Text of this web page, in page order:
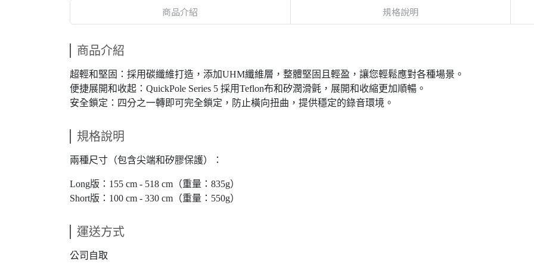
商品介紹 規格說明
商品介紹
超輕和堅固：採用碳纖維打造，添加UHM纖維層，整體堅固且輕盈，讓您輕鬆應對各種場景。
便捷展開和收起：QuickPole Series 5 採用Teflon布和矽潤滑氈，展開和收縮更加順暢。
安全鎖定：四分之一轉即可完全鎖定，防止橫向扭曲，提供穩定的錄音環境。
規格說明
兩種尺寸（包含尖端和矽膠保護）：
Long版：155 cm - 518 cm（重量：835g）
Short版：100 cm - 330 cm（重量：550g）
運送方式
公司自取